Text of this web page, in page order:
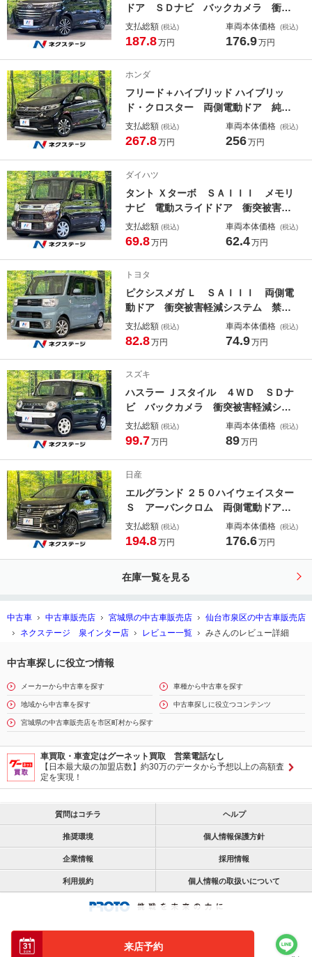
来店予約
ドア ＳＤナビ バックカメラ 衝突
被害軽減システム レーダークルー
ズ 禁煙車 ドラレコ コーナーセン
ルミ オートライト
支払総額 (税込)
187.8万円
車両本体価格 (税込)
176.9万円
ホンダ
フリード＋ハイブリッド ハイブリッ
ド・クロスター 両側電動ドア 純正
ＳＤナビ バックカメラ 衝突被害軽
減システム 禁煙車 ハーフレザーシ
Ｃ 純正１５インチアルミ 車線逸脱
警報
支払総額 (税込)
267.8万円
車両本体価格 (税込)
256万円
ダイハツ
タント Ｘターボ ＳＡＩＩＩ メモリ
ナビ 電動スライドドア 衝突被害軽
減システム 禁煙車 シートヒータ
ー スマートキー ＥＴＣ オートハ
支払総額 (税込)
69.8万円
車両本体価格 (税込)
62.4万円
トヨタ
ピクシスメガ Ｌ ＳＡＩＩＩ 両側電
動ドア 衝突被害軽減システム 禁煙
車 ドラレコ スマートキー 純正１
４インチアルミ オートライト オー
支払総額 (税込)
82.8万円
車両本体価格 (税込)
74.9万円
スズキ
ハスラー Ｊスタイル ４ＷＤ ＳＤナ
ビ バックカメラ 衝突被害軽減シス
テム 禁煙車 スマートキー ＨＩＤ
ヘッド ＥＴＣ オートエアコン Ｃ
アミラー
支払総額 (税込)
99.7万円
車両本体価格 (税込)
89万円
日産
エルグランド ２５０ハイウェイスター
Ｓ アーバンクロム 両側電動ドア
後席モニター 全周囲カメラ 衝突被
害軽減システム レーダークルーズ
ッド ビルトインＥＴＣ 純正１８イ
支払総額 (税込)
194.8万円
車両本体価格 (税込)
176.6万円
在庫一覧を見る
中古車 中古車販売店 宮城県の中古車販売店
仙台市泉区の中古車販売店
ネクステージ 泉インター店
レビュー一覧 みさんのレビュー詳細
中古車探しに役立つ情報
メーカーから中古車を探す 車種から中古車を探す
地域から中古車を探す 中古車探しに役立つコンテンツ
宮城県の中古車販売店を市区町村から探す
車買取・車査定はグーネット買取 営業電話なし
【日本最大級の加盟店数】約30万のデータから予想以上の高額査
定を実現！
質問はコチラ ヘルプ
推奨環境 個人情報保護方針
企業情報 採用情報
利用規約 個人情報の取扱いについて